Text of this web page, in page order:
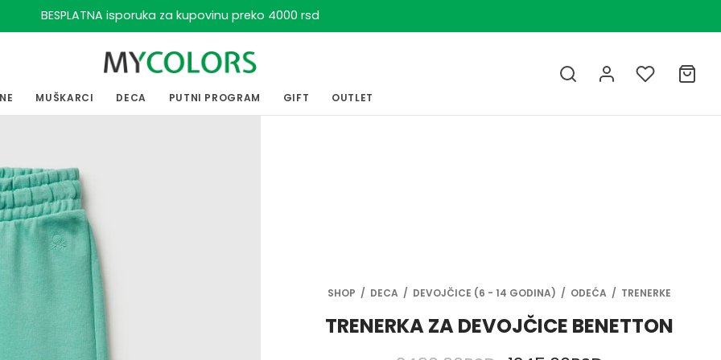
BESPLATNA isporuka za kupovinu preko 4000 rsd
MUŠKARCI DECA PUTNI PROGRAM GIFT OUTLET
SHOP / DECA / DEVOJČICE (6 - 14 GODINA) / ODEĆA / TRENERKE
TRENERKA ZA DEVOJČICE BENETTON